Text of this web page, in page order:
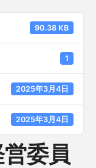
90.38 KB
1
2025年3月4日
2025年3月4日
委員